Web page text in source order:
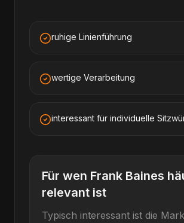
ruhige Linienführung
wertige Verarbeitung
interessant für individuelle
Für wen Frank Baines
relevant ist
Typisch interessant ist die